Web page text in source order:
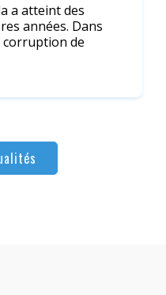
a atteint des
années. Dans
corruption de